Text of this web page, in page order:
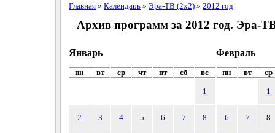
Главная» Календарь» Эра-ТВ (2x2)» 2012 год
Архив программ за 2012 год. Эра-
Январь
пн вт ср чт пт сб вс
1
2 3 4 5 6 7 8
Февраль
пн вт ср
1
6 7 8